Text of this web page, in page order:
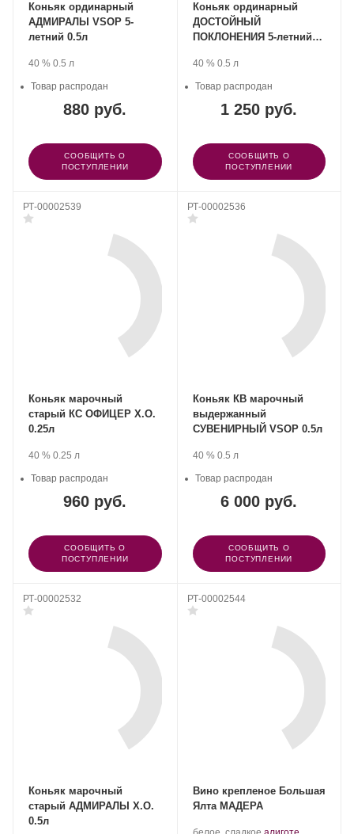
Коньяк ординарный
АДМИРАЛЫ VSOP 5-
летний 0.5л
Производитель:
город
.Крепость
40 %. Объем
0.5 л
880 руб.
Товар распродан
СООБЩИТЬ О
ПОСТУПЛЕНИИ
Коньяк ординарный
ДОСТОЙНЫЙ
ПОКЛОНЕНИЯ 5-летний
Производитель:
город
.Крепость
40 %. Объем
0.5 л
1 250 руб.
Товар распродан
СООБЩИТЬ О
ПОСТУПЛЕНИИ
РТ-00002539
Коньяк марочный
старый КС ОФИЦЕР Х.О.
0.25л
Производитель:
город
.Крепость
40 %. Объем
0.25 л
960 руб.
Товар распродан
СООБЩИТЬ О
ПОСТУПЛЕНИИ
РТ-00002536
Коньяк КВ марочный
выдержанный
СУВЕНИРНЫЙ VSOP 0.5л
Производитель:
город
.Крепость
40 %. Объем
0.5 л
6 000 руб.
Товар распродан
СООБЩИТЬ О
ПОСТУПЛЕНИИ
РТ-00002532
Коньяк марочный
старый АДМИРАЛЫ Х.О.
0.5л
РТ-00002544
Вино крепленое Большая
Ялта МАДЕРА
Производитель:.